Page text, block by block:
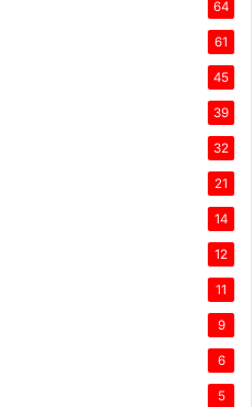
64
61
45
39
32
21
14
12
11
9
6
5